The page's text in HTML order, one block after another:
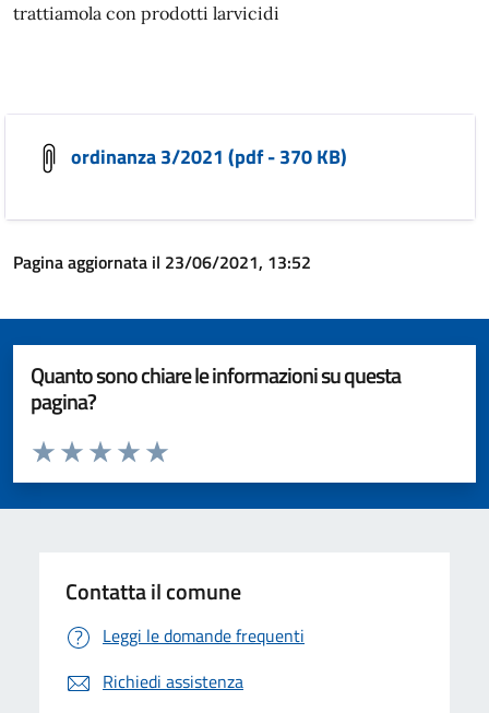
trattiamola con prodotti larvicidi
ordinanza 3/2021 (pdf - 370 KB)
Pagina aggiornata il 23/06/2021, 13:52
Quanto sono chiare le informazioni su questa
pagina?
Valuta da 1 a 5 stelle la pagina
Valuta 5 stelle su 5
Valuta 4 stelle su 5
Valuta 3 stelle su 5
Valuta 2 stelle su 5
Valuta 1 stelle su 5
Contatta il comune
Leggi le domande frequenti
Richiedi assistenza